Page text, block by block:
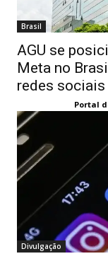
Brasil
AGU se
Meta no
redes sociais
Portal
Divulgação